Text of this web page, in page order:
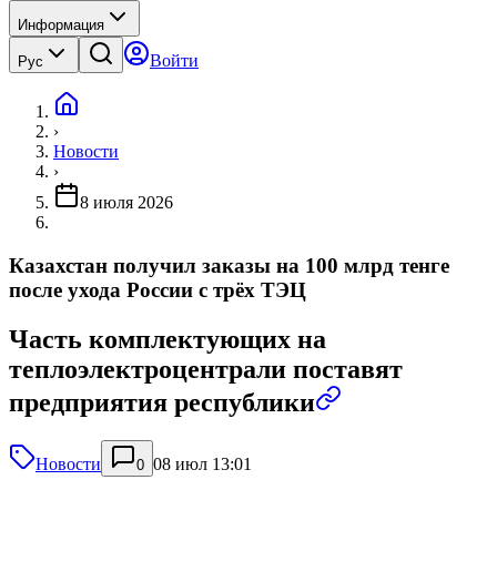
Информация
Рус Войти
›
Новости
›
8 июля 2026
Казахстан получил заказы на 100 млрд тенге
после ухода России с трёх ТЭЦ
Часть комплектующих на
теплоэлектроцентрали поставят
предприятия республики
Новости 0 08 июл 13:01